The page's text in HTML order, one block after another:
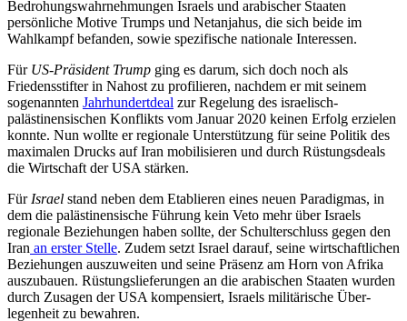
Bedrohungswahrnehmungen Israels und arabischer Staaten
persönliche Motive Trumps und Netanjahus, die sich beide im
Wahlkampf befanden, sowie spezifische nationale Interessen.
Für US-Präsident Trump ging es darum, sich doch noch als
Friedensstifter in Nahost zu profilieren, nachdem er mit seinem
soge­nannten Jahrhundertdeal zur Regelung des israelisch-
palästinensischen Konflikts vom Januar 2020 keinen Erfolg erzielen
konnte. Nun wollte er regionale Unterstützung für seine Politik des
maximalen Drucks auf Iran mobilisieren und durch Rüstungsdeals
die Wirtschaft der USA stärken.
Für Israel stand neben dem Etablieren eines neuen Paradigmas, in
dem die paläs­tinensische Führung kein Veto mehr über Israels
regionale Beziehungen haben sollte, der Schulterschluss gegen den
Iran an erster Stelle. Zudem setzt Israel darauf, seine wirt­schaftlichen
Beziehungen auszuweiten und seine Präsenz am Horn von Afrika
aus­zubauen. Rüstungslieferungen an die ara­bischen Staaten wurden
durch Zusagen der USA kompensiert, Israels militärische Über­
legenheit zu bewahren.